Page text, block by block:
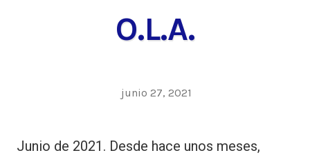
O.L.A.
junio 27, 2021
Junio de 2021. Desde hace unos meses,